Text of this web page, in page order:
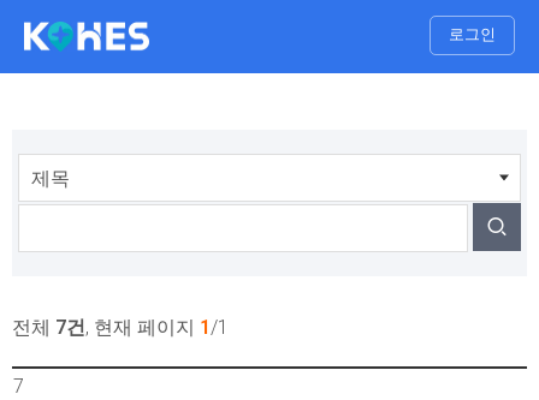
로그인
색
전체 7건, 현재 페이지 1/1
매
7